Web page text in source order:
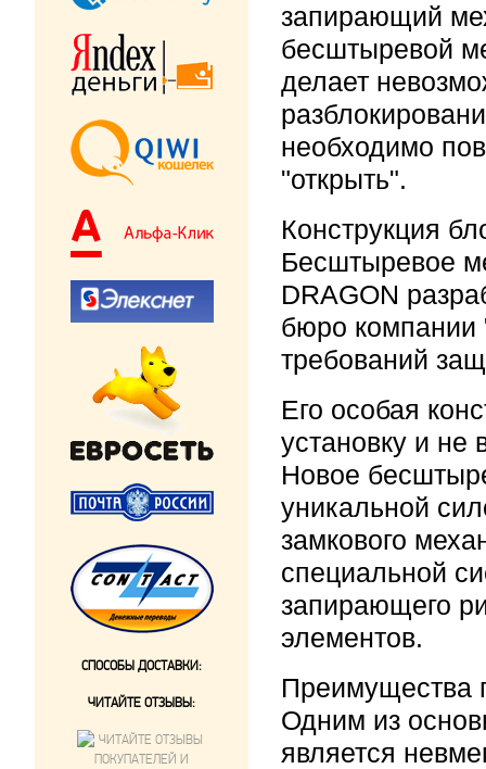
запирающий
бесштыревой
делает
необходимо
"открыть".
Конструкция
Бесштыревое
DRAGON
бюро
требований
Его особая
установку и не
Новое
уникальной
замкового
специальной
запирающего
элементов.
Преимущества
Одним из
является
СПОСОБЫ ДОСТАВКИ:
ЧИТАЙТЕ ОТЗЫВЫ: